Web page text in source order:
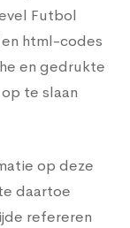
Futbol
html-codes
en gedrukte
te slaan
op deze
daartoe
refereren